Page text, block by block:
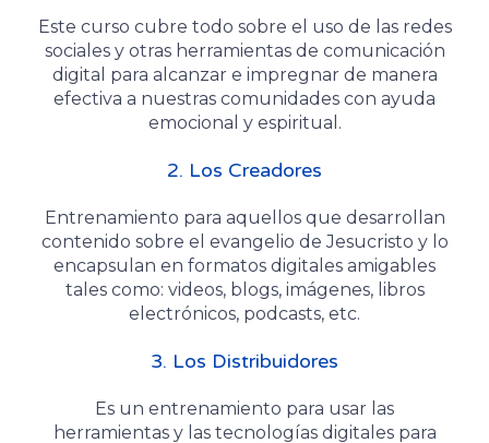
Este curso cubre todo sobre el uso de las redes
sociales y otras herramientas de comunicación
digital para alcanzar e impregnar de manera
efectiva a nuestras comunidades con ayuda
emocional y espiritual.
2. Los Creadores
Entrenamiento para aquellos que desarrollan
contenido sobre el evangelio de Jesucristo y lo
encapsulan en formatos digitales amigables
tales como: videos, blogs, imágenes, libros
electrónicos, podcasts, etc.
3. Los Distribuidores
Es un entrenamiento para usar las
herramientas y las tecnologías digitales para